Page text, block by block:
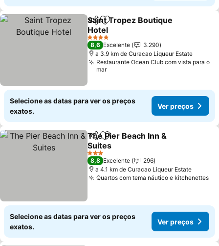
PartilharAdicionar aos favoritos
Saint Tropez Boutique
Hotel
Ver preços
4 Estrelas
8,6 Excelente
3.290
a 3.9 km de Curacao Liqueur Estate
Restaurante Ocean Club com vista para o
mar
Selecione as datas para ver os preços
exatos.
Ver preços
PartilharAdicionar aos favoritos
The Pier Beach Inn &
Suites
Ver preços
3 Estrelas
8,8 Excelente
296
a 4.1 km de Curacao Liqueur Estate
Quartos com tema náutico e kitchenettes
Selecione as datas para ver os preços
exatos.
Ver preços